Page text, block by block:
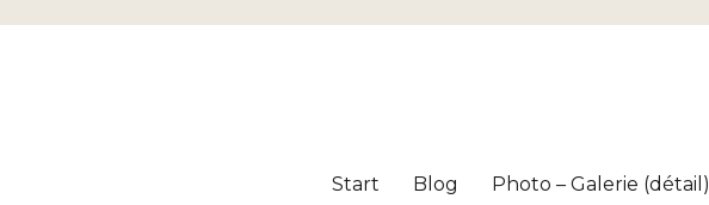
Start Blog Photo – Galerie (détail)